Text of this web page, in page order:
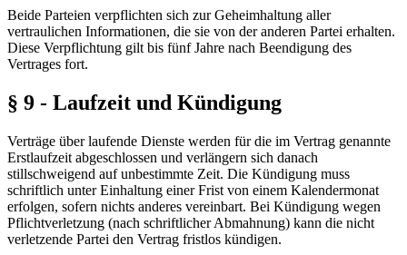
Beide Parteien verpflichten sich zur Geheimhaltung aller
vertraulichen Informationen, die sie von der anderen Partei erhalten.
Diese Verpflichtung gilt bis fünf Jahre nach Beendigung des
Vertrages fort.
§ 9 - Laufzeit und Kündigung
Verträge über laufende Dienste werden für die im Vertrag genannte
Erstlaufzeit abgeschlossen und verlängern sich danach
stillschweigend auf unbestimmte Zeit. Die Kündigung muss
schriftlich unter Einhaltung einer Frist von einem Kalendermonat
erfolgen, sofern nichts anderes vereinbart. Bei Kündigung wegen
Pflichtverletzung (nach schriftlicher Abmahnung) kann die nicht
verletzende Partei den Vertrag fristlos kündigen.